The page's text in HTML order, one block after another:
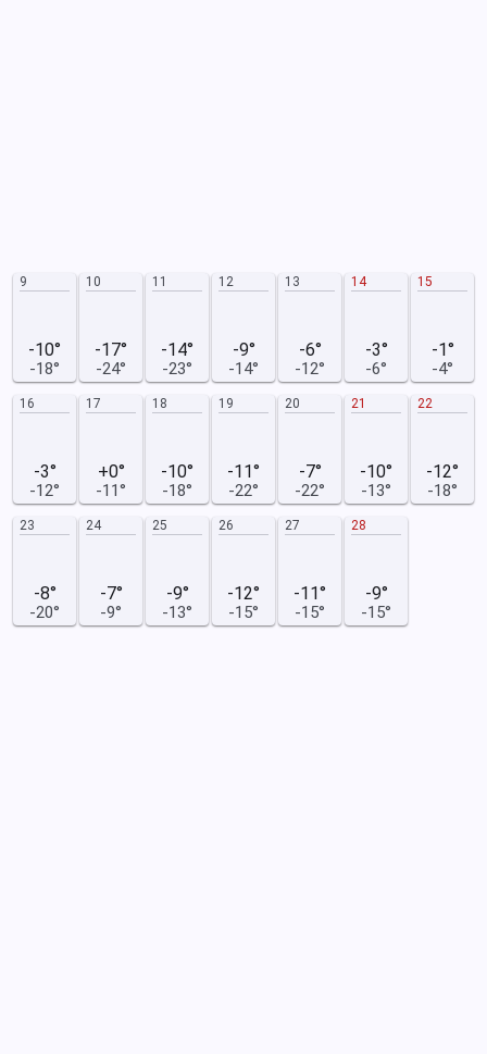
9
-10°
-18°
10
-17°
-24°
11
-14°
-23°
12
-9°
-14°
13
-6°
-12°
14
-3°
-6°
15
-1°
-4°
16
-3°
-12°
17
+0°
-11°
18
-10°
-18°
19
-11°
-22°
20
-7°
-22°
21
-10°
-13°
22
-12°
-18°
23
-8°
-20°
24
-7°
-9°
25
-9°
-13°
26
-12°
-15°
27
-11°
-15°
28
-9°
-15°